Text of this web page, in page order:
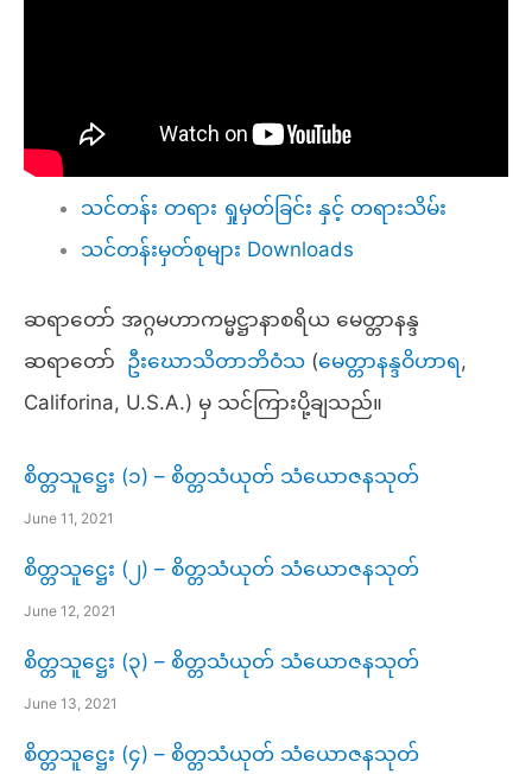
သင်တန်း တရား ရှုမှတ်ခြင်း နှင့် တရားသိမ်း
သင်တန်းမှတ်စုများ Downloads
ဆရာတော် အဂ္ဂမဟာကမ္မဋ္ဌာနာစရိယ မေတ္တာနန္ဒ
ဆရာတော် ဦးဃောသိတာဘိဝံသ (မေတ္တာနန္ဒဝိဟာရ,
Califorina, U.S.A.) မှ သင်ကြားပို့ချသည်။
စိတ္တသူဋ္ဌေး (၁) – စိတ္တသံယုတ် သံယောဇနသုတ်
June 11, 2021
စိတ္တသူဋ္ဌေး (၂) – စိတ္တသံယုတ် သံယောဇနသုတ်
June 12, 2021
စိတ္တသူဋ္ဌေး (၃) – စိတ္တသံယုတ် သံယောဇနသုတ်
June 13, 2021
စိတ္တသူဋ္ဌေး (၄) – စိတ္တသံယုတ် သံယောဇနသုတ်